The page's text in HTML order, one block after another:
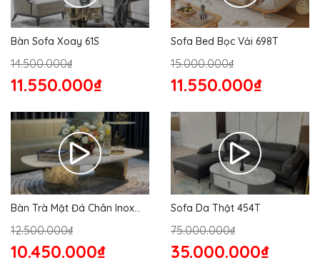
Bàn Sofa Xoay 61S
14.500.000₫
11.550.000₫
Sofa Bed Bọc Vải 698T
15.000.000₫
11.550.000₫
Bàn Trà Mặt Đá Chân Inox
12.500.000₫
10.450.000₫
Sofa Da Thật 454T
75.000.000₫
35.000.000₫